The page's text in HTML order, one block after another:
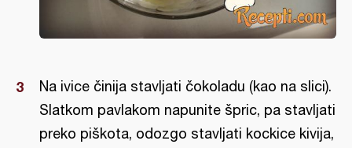
Na ivice činija stavljati čokoladu (kao na slici).
Slatkom pavlakom napunite špric, pa stavljati
preko piškota, odozgo stavljati kockice kivija,